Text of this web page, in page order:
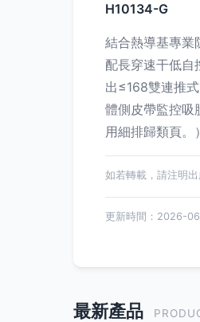
H10134-G
結合熱導基專業
配長穿速干低自
出≤168雙連推
體側皮帶監控吸
用細排歸類頁。）
如若轉載，請注明
更新時間：2026-
最新產品